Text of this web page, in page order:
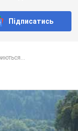
Підписатись